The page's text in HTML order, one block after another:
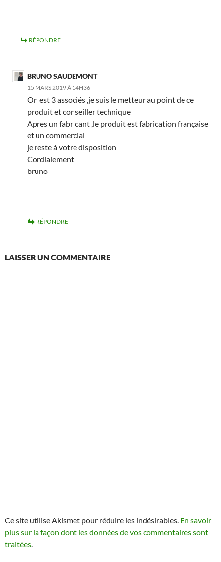
RÉPONDRE
BRUNO SAUDEMONT
15 MARS 2019 À 14H36
On est 3 associés ,je suis le metteur au point de ce
produit et conseiller technique
Apres un fabricant ,le produit est fabrication française
et un commercial
je reste à votre disposition
Cordialement
bruno
RÉPONDRE
LAISSER UN COMMENTAIRE
Ce site utilise Akismet pour réduire les indésirables. En savoir
plus sur la façon dont les données de vos commentaires sont
traitées